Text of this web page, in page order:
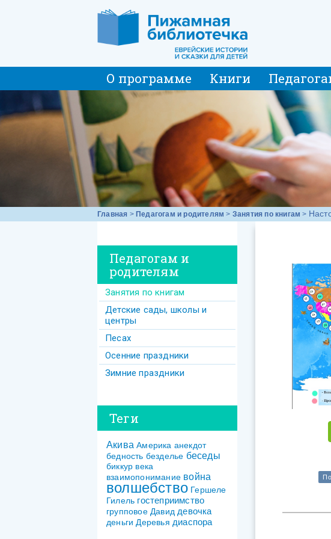
О программе Книги
Главная > Педагогам и родителям > Занятия по книгам >
Педагогам и
родителям
Занятия по книгам
Детские сады, школы и
центры
Песах
Осенние праздники
Зимние праздники
Теги
Акива Америка анекдот
бедность безделье беседы
биккур века
взаимопонимание война
волшебство Гершеле
Гилель гостеприимство
групповое Давид девочка
деньги Деревья диаспора